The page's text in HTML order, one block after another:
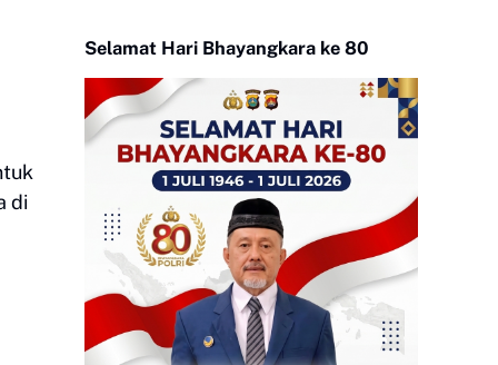
di
Selamat Hari Bhayangkara ke 80